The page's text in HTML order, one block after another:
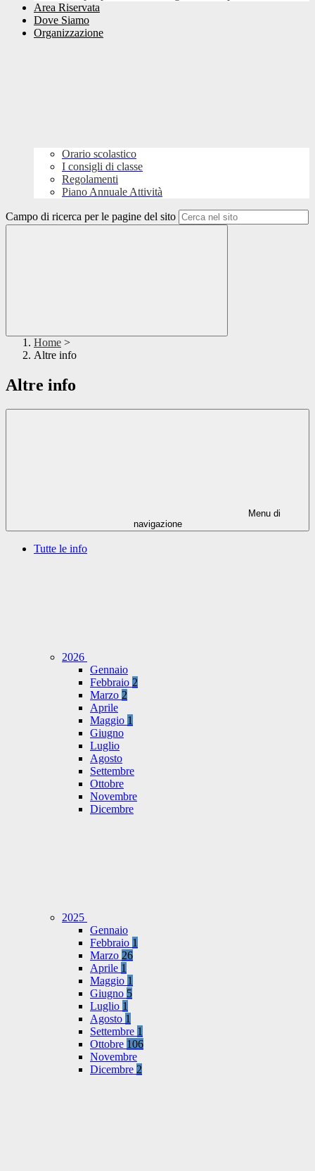
Area Riservata
Dove Siamo
Organizzazione
Orario scolastico
I consigli di classe
Regolamenti
Piano Annuale Attività
Campo di ricerca per le pagine del sito
Home >
Altre info
Altre info
Menu di
navigazione
Tutte le info
2026
Gennaio
Febbraio 2
Marzo 2
Aprile
Maggio 1
Giugno
Luglio
Agosto
Settembre
Ottobre
Novembre
Dicembre
2025
Gennaio
Febbraio 1
Marzo 26
Aprile 1
Maggio 1
Giugno 5
Luglio 1
Agosto 1
Settembre 1
Ottobre 106
Novembre
Dicembre 2